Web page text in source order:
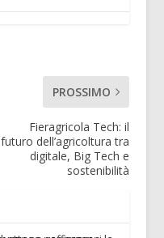
PROSSIMO
Fieragricola Tech: il
futuro dell’agricoltura tra
digitale, Big Tech e
sostenibilità